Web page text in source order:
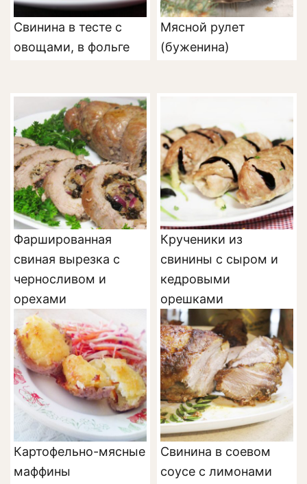
Свинина в тесте с
овощами, в фольге
Мясной рулет
(буженина)
Фаршированная
свиная вырезка с
черносливом и
орехами
Крученики из
свинины с сыром и
кедровыми
орешками
Картофельно-мясные
маффины
Свинина в соевом
соусе с лимонами